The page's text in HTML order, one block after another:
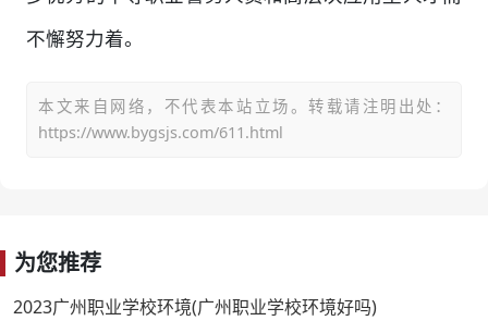
不懈努力着。
本文来自网络，不代表本站立场。转载请注明出处：
https://www.bygsjs.com/611.html
为您推荐
2023广州职业学校环境(广州职业学校环境好吗)